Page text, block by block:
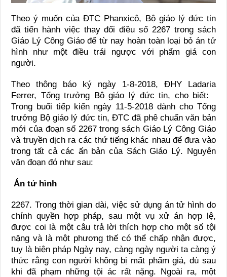
Theo ý muốn của ĐTC Phanxicô, Bộ giáo lý đức tin
đã tiến hành việc thay đổi điều số 2267 trong sách
Giáo Lý Công Giáo để từ nay hoàn toàn loại bỏ án tử
hình như một điều trái ngược với phẩm giá con
người.
Theo thông báo ký ngày 1-8-2018, ĐHY Ladaria
Ferrer, Tổng trưởng Bộ giáo lý đức tin, cho biết:
Trong buổi tiếp kiến ngày 11-5-2018 dành cho Tổng
trưởng Bộ giáo lý đức tin, ĐTC đã phê chuẩn văn bản
mới của đoạn số 2267 trong sách Giáo Lý Công Giáo
và truyền dịch ra các thứ tiếng khác nhau để đưa vào
trong tất cả các ấn bản của Sách Giáo Lý. Nguyên
văn đoạn đó như sau:
Án tử hình
2267. Trong thời gian dài, việc sử dụng án tử hình do
chính quyền hợp pháp, sau một vụ xử án hợp lệ,
được coi là một câu trả lời thích hợp cho một số tội
nặng và là một phương thế có thể chấp nhận được,
tuy là biện pháp Ngày nay, càng ngày người ta càng ý
thức rằng con người không bị mất phẩm giá, dù sau
khi đã phạm những tội ác rất nặng. Ngoài ra, một